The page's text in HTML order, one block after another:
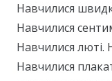
Навчилися
Навчилися
Навчилися люті.
Навчилися